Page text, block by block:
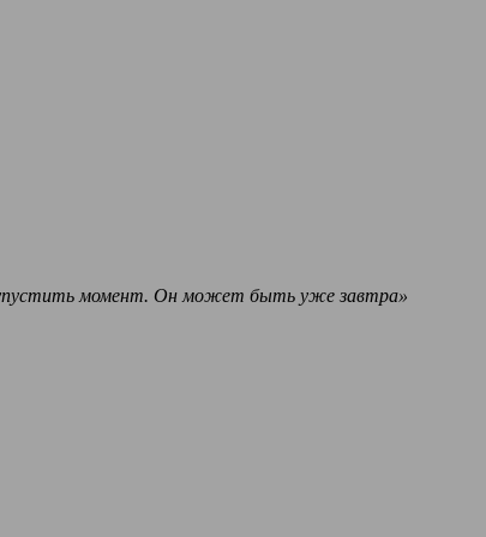
упустить момент. Он может быть уже завтра»